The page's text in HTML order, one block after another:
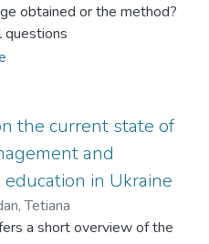
obtained or the method?
questions
in the article. The paper
rhetoric and science as well
of Car a Finnegan's book
a view that social
studies or other
are unified
the current state of
and
in Ukraine
Tetiana
a short overview of the